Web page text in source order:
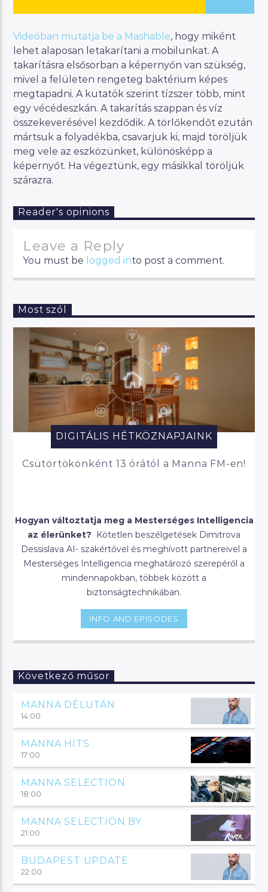
Manna FM
Videóban mutatja be a Mashable, hogy miként
lehet alaposan letakarítani a mobilunkat. A
takarításra elsősorban a képernyőn van szükség,
mivel a felületen rengeteg baktérium képes
megtapadni. A kutatók szerint tízszer több, mint
egy vécédeszkán. A takarítás szappan és víz
összekeverésével kezdődik. A törlőkendőt ezután
mártsuk a folyadékba, csavarjuk ki, majd töröljük
meg vele az eszközünket, különösképp a
képernyőt. Ha végeztünk, egy másikkal töröljük
szárazra.
Reader's opinions
Leave a Reply
You must be logged into post a comment.
Most szól
DIGITÁLIS HÉTKÖZNAPJAINK
Csütörtökönként 13 órától a Manna FM-en!
Hogyan változtatja meg a Mesterséges Intelligencia
az élerünket?
Kötetlen beszélgetések Dimitrova
Dessislava AI- szakértővel és meghívott partnereivel a
Mesterséges Intelligencia meghatározó szerepéről a
mindennapokban, többek között a
biztonságtechnikában.
INFO AND EPISODES
Következő műsor
MANNA DÉLUTÁN
14:00
MANNA HITS
17:00
MANNA SELECTION
18:00
MANNA SELECTION BY
21:00
BUDAPEST UPDATE
22:00